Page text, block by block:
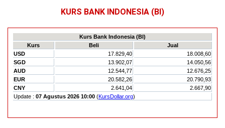
KURS BANK INDONESIA (BI)